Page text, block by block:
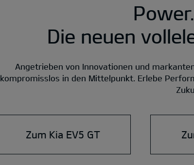
Die neuen
Angetrieben von Innovationen und
kompromisslos in den Mittelpunkt. Erlebe
Zum Kia EV5 GT